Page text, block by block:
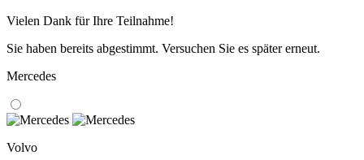
Vielen Dank für Ihre Teilnahme!
Sie haben bereits abgestimmt. Versuchen Sie es später erneut.
Mercedes
Volvo